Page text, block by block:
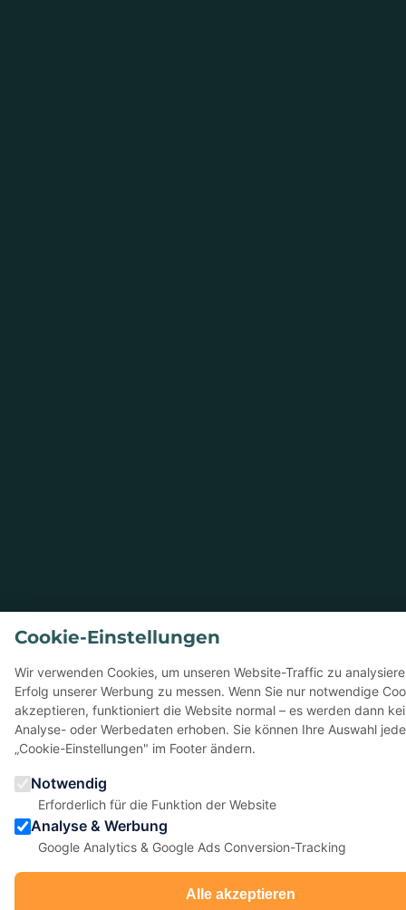
Cookie-Einstellungen
Wir verwenden Cookies, um unseren Website-Traffic zu
Erfolg unserer Werbung zu messen. Wenn Sie nur notwendige
akzeptieren, funktioniert die Website normal – es werden dann
Analyse- oder Werbedaten erhoben. Sie können Ihre Auswahl
„Cookie-Einstellungen" im Footer ändern.
Notwendig
Erforderlich für die Funktion der Website
Analyse & Werbung
Google Analytics & Google Ads Conversion-Tracking
Alle akzeptieren